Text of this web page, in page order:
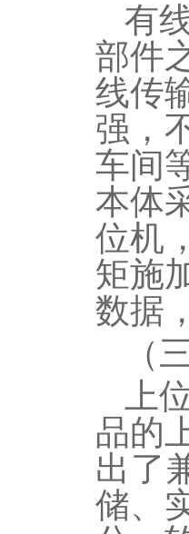
有
部件
线传
强，
车间
本体
位机
矩施
数据
（
上
品的
出了
储、